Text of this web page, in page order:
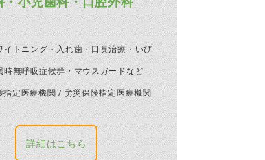
イトニング・入れ歯・口臭治療・いび
時無呼吸症候群・マウスガードなど
定医療機関 / 労災保険指定医療機関
詳細はこちら